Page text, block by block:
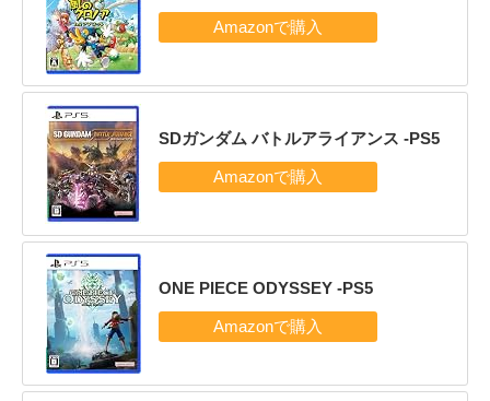
SDガンダム バトルアライアンス -PS5
ONE PIECE ODYSSEY -PS5